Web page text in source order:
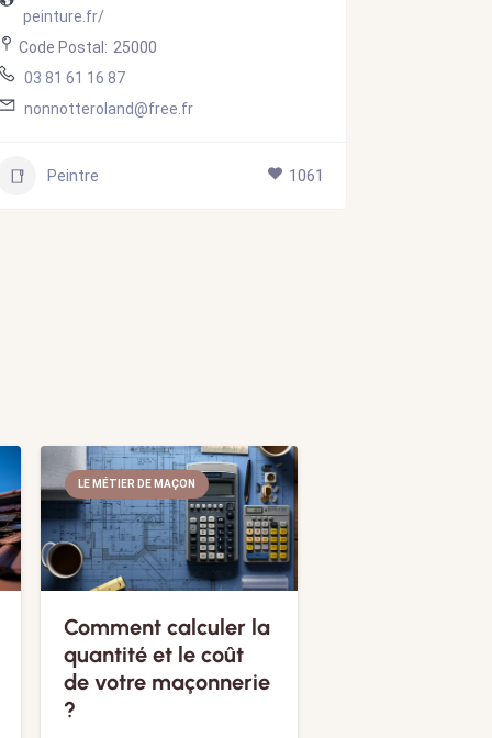
peinture.fr/
Code Postal: 25000
03 81 61 16 87
nonnotteroland@free.fr
Peintre 1061
LE MÉTIER DE MAÇON
Comment calculer la
quantité et le coût
de votre maçonnerie
?